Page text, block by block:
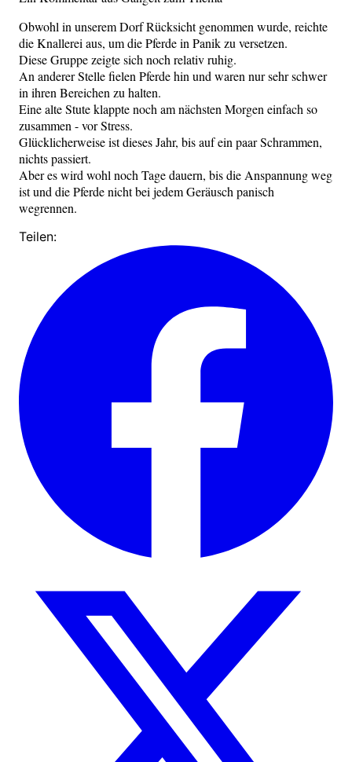
Obwohl in unserem Dorf Rücksicht genommen wurde, reichte
die Knallerei aus, um die Pferde in Panik zu versetzen.
Diese Gruppe zeigte sich noch relativ ruhig.
An anderer Stelle fielen Pferde hin und waren nur sehr schwer
in ihren Bereichen zu halten.
Eine alte Stute klappte noch am nächsten Morgen einfach so
zusammen - vor Stress.
Glücklicherweise ist dieses Jahr, bis auf ein paar Schrammen,
nichts passiert.
Aber es wird wohl noch Tage dauern, bis die Anspannung weg
ist und die Pferde nicht bei jedem Geräusch panisch
wegrennen.
Teilen: